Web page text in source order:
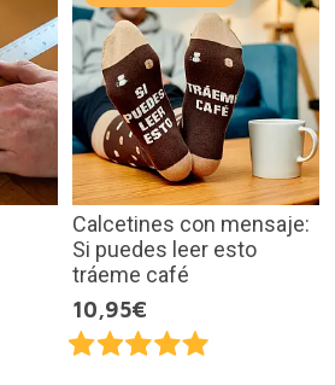
Calcetines con mensaje:
Si puedes leer esto
tráeme café
10,95€